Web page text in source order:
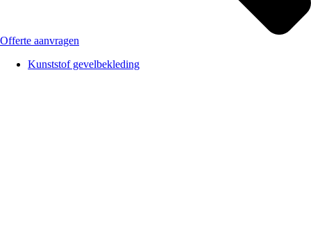
Offerte aanvragen
Kunststof gevelbekleding